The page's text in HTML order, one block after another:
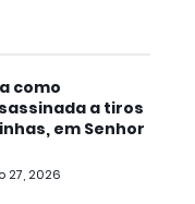
como
a tiros
em Senhor
27, 2026